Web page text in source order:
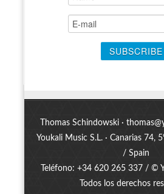
Thomas Schindowski ·
Youkali Music S.L. · Canarias 74,
/ Spain
Teléfono: +34 620 265 337 / ©
Todos los derechos